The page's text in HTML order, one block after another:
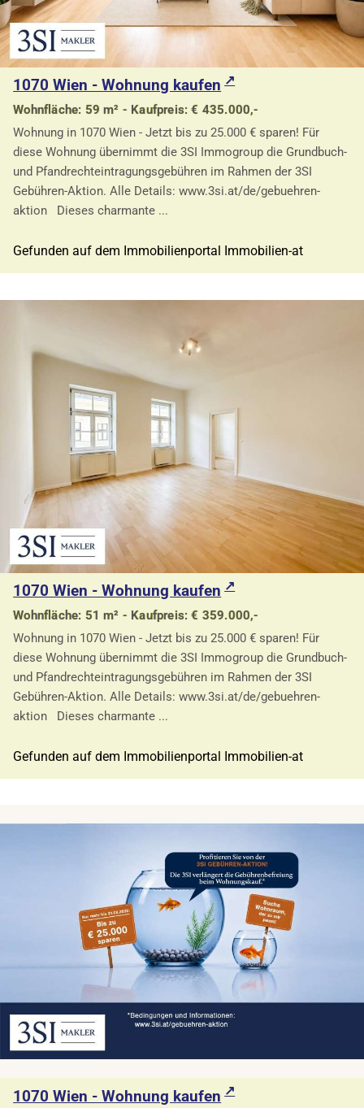
1070 Wien - Wohnung kaufen
Wohnfläche: 59 m² - Kaufpreis: € 435.000,-
Wohnung in 1070 Wien - Jetzt bis zu 25.000 € sparen! Für
diese Wohnung übernimmt die 3SI Immogroup die Grundbuch-
und Pfandrechteintragungsgebühren im Rahmen der 3SI
Gebühren-Aktion. Alle Details: www.3si.at/de/gebuehren-
aktion Dieses charmante ...
Gefunden auf dem Immobilienportal Immobilien-at
1070 Wien - Wohnung kaufen
Wohnfläche: 51 m² - Kaufpreis: € 359.000,-
Wohnung in 1070 Wien - Jetzt bis zu 25.000 € sparen! Für
diese Wohnung übernimmt die 3SI Immogroup die Grundbuch-
und Pfandrechteintragungsgebühren im Rahmen der 3SI
Gebühren-Aktion. Alle Details: www.3si.at/de/gebuehren-
aktion Dieses charmante ...
Gefunden auf dem Immobilienportal Immobilien-at
1070 Wien - Wohnung kaufen